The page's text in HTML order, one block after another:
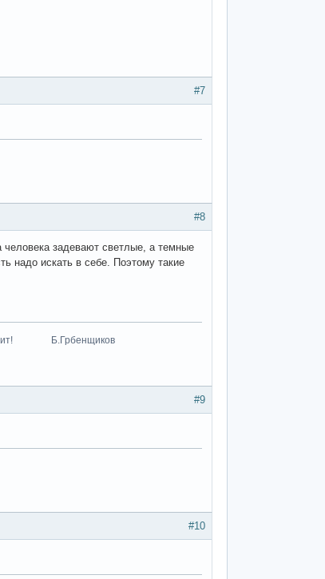
#7
#8
человека задевают светлые, а темные
надо искать в себе. Поэтому такие
слышит! Б.Грбенщиков
#9
#10